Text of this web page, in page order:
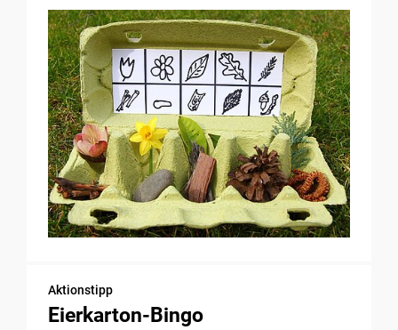
Aktionstipp
Eierkarton-Bingo